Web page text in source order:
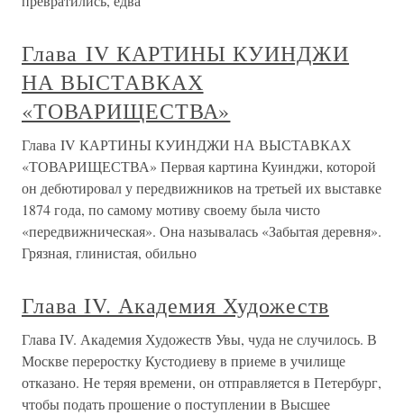
Глава IV КАРТИНЫ КУИНДЖИ
НА ВЫСТАВКАХ
«ТОВАРИЩЕСТВА»
Глава IV КАРТИНЫ КУИНДЖИ НА ВЫСТАВКАХ
«ТОВАРИЩЕСТВА» Первая картина Куинджи, которой
он дебютировал у передвижников на третьей их выставке
1874 года, по самому мотиву своему была чисто
«передвижническая». Она называлась «Забытая деревня».
Грязная, глинистая, обильно
Глава IV. Академия Художеств
Глава IV. Академия Художеств Увы, чуда не случилось. В
Москве переростку Кустодиеву в приеме в училище
отказано. Не теряя времени, он отправляется в Петербург,
чтобы подать прошение о поступлении в Высшее